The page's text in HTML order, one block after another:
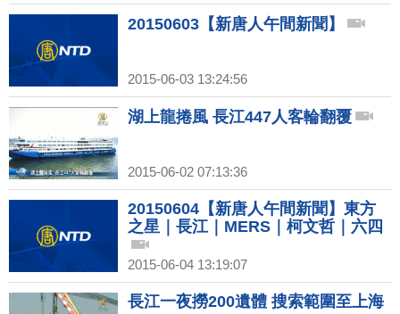
20150603【新唐人午間新聞】
2015-06-03 13:24:56
湖上龍捲風 長江447人客輪翻覆
2015-06-02 07:13:36
20150604【新唐人午間新聞】東方
之星｜長江｜MERS｜柯文哲｜六四
2015-06-04 13:19:07
長江一夜撈200遺體 搜索範圍至上海